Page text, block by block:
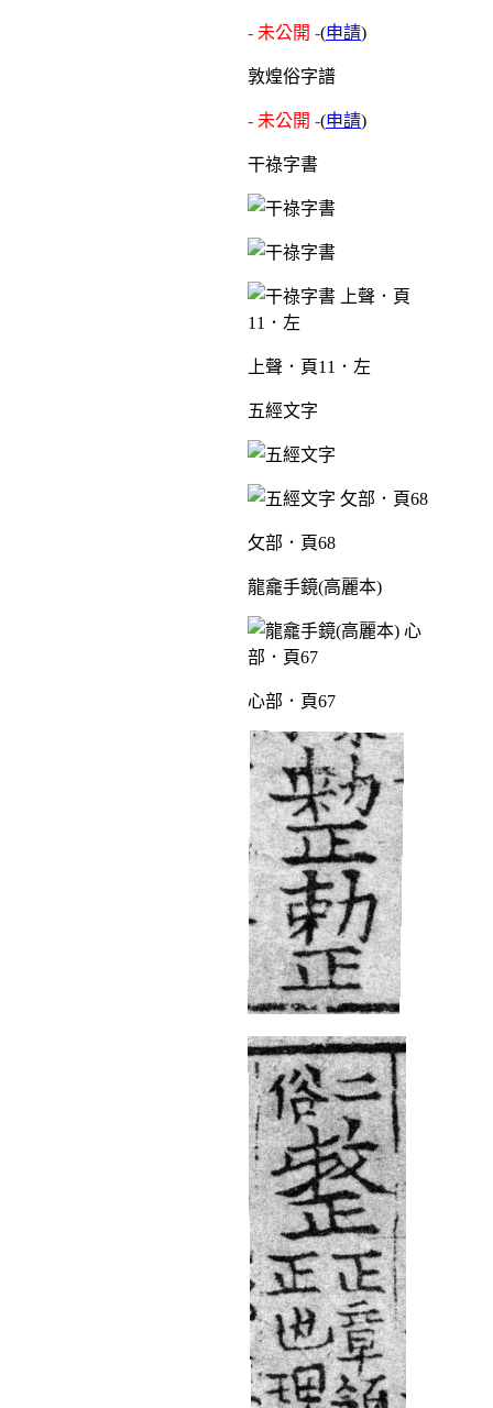
- 未公開 -(申請)
敦煌俗字譜
- 未公開 -(申請)
干祿字書
上聲．頁11．左
五經文字
攵部．頁68
龍龕手鏡(高麗本)
心部．頁67